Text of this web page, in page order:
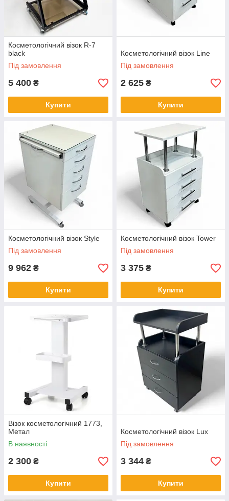
Косметологічний візок R-7
black
Під замовлення
5 400 ₴
Купити
Косметологічний візок Line
Під замовлення
2 625 ₴
Купити
Косметологічний візок Style
Під замовлення
9 962 ₴
Купити
Косметологічний візок Tower
Під замовлення
3 375 ₴
Купити
Візок косметологічний 1773,
Метал
В наявності
2 300 ₴
Купити
Косметологічний візок Lux
Під замовлення
3 344 ₴
Купити